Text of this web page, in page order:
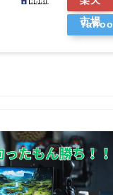
市場
Yahoo